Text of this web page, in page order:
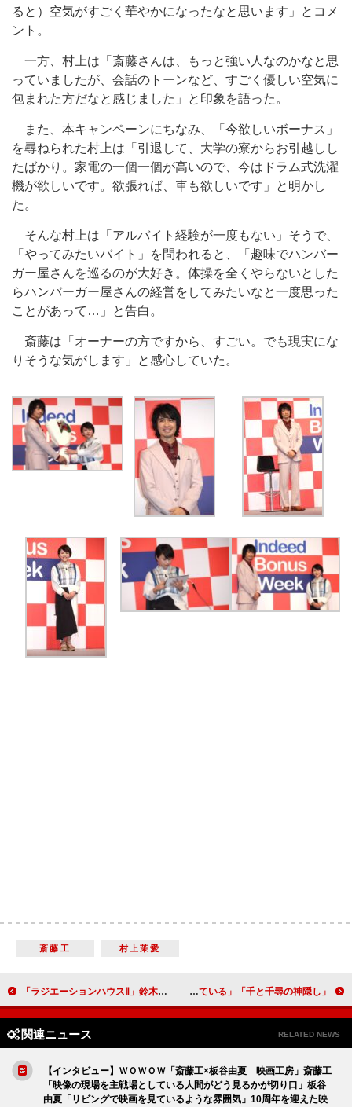
ると）空気がすごく華やかになったなと思います」とコメ
ント。
一方、村上は「斎藤さんは、もっと強い人なのかなと思
っていましたが、会話のトーンなど、すごく優しい空気に
包まれた方だなと感じました」と印象を語った。
また、本キャンペーンにちなみ、「今欲しいボーナス」
を尋ねられた村上は「引退して、大学の寮からお引越しし
たばかり。家電の一個一個が高いので、今はドラム式洗濯
機が欲しいです。欲張れば、車も欲しいです」と明かし
た。
そんな村上は「アルバイト経験が一度もない」そうで、
「やってみたいバイト」を問われると、「趣味でハンバー
ガー屋さんを巡るのが大好き。体操を全くやらないとした
らハンバーガー屋さんの経営をしてみたいなと一度思った
ことがあって…」と告白。
斎藤は「オーナーの方ですから、すごい。でも現実にな
りそうな気がします」と感心していた。
斎藤工 村上茉愛
「ラジエーションハウスⅡ」鈴木伸之“辻村”が片寄涼太“武藤”と対決 「誠実さが進化。 そりゃ杏ちゃんも揺れるよ」 「千と千尋の神隠し」の舞台化に宮崎駿監督「いいよ」と快諾 舞台初主演の橋本環奈「初めて緊張を感じている」
関連ニュース RELATED NEWS
【インタビュー】ＷＯＷＯＷ「斎藤工×板谷由夏 映画工房」斎藤工
「映像の現場を主戦場としている人間がどう見るかが切り口」板谷
由夏「リビングで映画を見ているような雰囲気」10周年を迎えた映